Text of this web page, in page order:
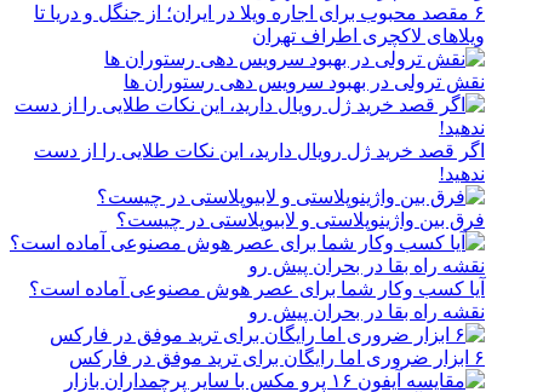
۶ مقصد محبوب برای اجاره ویلا در ایران؛ از جنگل و دریا تا
ویلاهای لاکچری اطراف تهران
نقش ترولی در بهبود سرویس دهی رستوران ها
اگر قصد خرید ژل رویال دارید، این نکات طلایی را از دست
ندهید!
فرق بین واژینوپلاستی و لابیوپلاستی در چیست؟
آیا کسب وکار شما برای عصر هوش مصنوعی آماده است؟
نقشه راه بقا در بحران پیش رو
۶ ابزار ضروری اما رایگان برای ترید موفق در فارکس